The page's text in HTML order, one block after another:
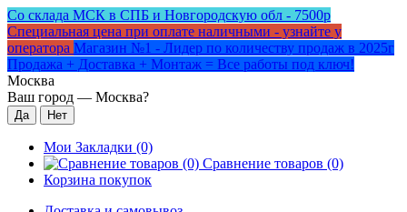
Со склада МСК в СПБ и Новгородскую обл - 7500р
Специальная цена при оплате наличными - узнайте у
оператора Магазин №1 - Лидер по количеству продаж в 2025г
Продажа + Доставка + Монтаж = Все работы под ключ!
Москва
Ваш город — Москва?
Мои Закладки (0)
Сравнение товаров (0)
Корзина покупок